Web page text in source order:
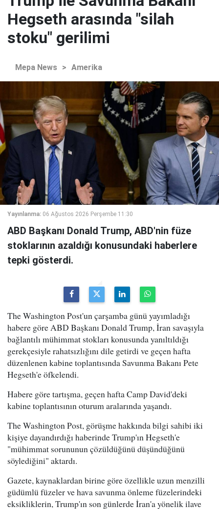
Hegseth arasında "silah
stoku" gerilimi
Mepa News > Amerika
Yayınlanma: 06 Ağustos 2026 Perşembe 11:30
ABD Başkanı Donald Trump, ABD'nin füze
stoklarının azaldığı konusundaki haberlere
tepki gösterdi.
The Washington Post'un çarşamba günü yayımladığı
habere göre ABD Başkanı Donald Trump, İran savaşıyla
bağlantılı mühimmat stokları konusunda yanıltıldığı
gerekçesiyle rahatsızlığını dile getirdi ve geçen hafta
düzenlenen kabine toplantısında Savunma Bakanı Pete
Hegseth'e öfkelendi.
Habere göre tartışma, geçen hafta Camp David'deki
kabine toplantısının oturum aralarında yaşandı.
The Washington Post, görüşme hakkında bilgi sahibi iki
kişiye dayandırdığı haberinde Trump'ın Hegseth'e
"mühimmat sorununun çözüldüğünü düşündüğünü
söylediğini" aktardı.
Gazete, kaynaklardan birine göre özellikle uzun menzilli
güdümlü füzeler ve hava savunma önleme füzelerindeki
eksikliklerin, Trump'ın son günlerde İran'a yönelik ilave